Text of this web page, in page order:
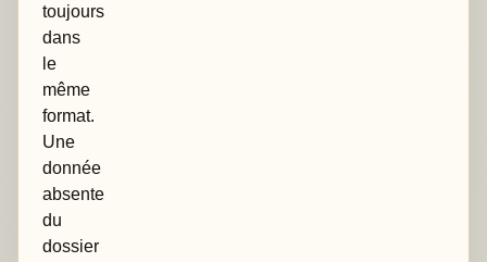
toujours
dans
le
même
format.
Une
donnée
absente
du
dossier